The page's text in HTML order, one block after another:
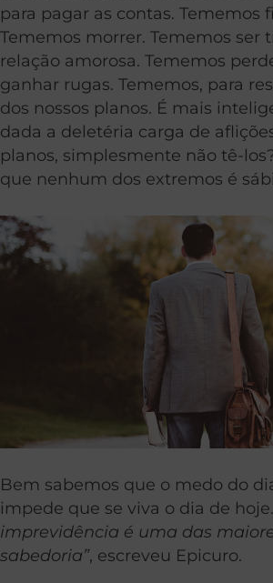
para pagar as contas. Tememos
Tememos morrer. Tememos ser
relação amorosa. Tememos
ganhar rugas. Tememos, para
dos nossos planos. É mais
dada a deletéria carga de
planos, simplesmente não tê-
que nenhum dos extremos é
Bem sabemos que o medo do
impede que se viva o dia de hoje.
imprevidência é uma das
sabedoria”, escreveu Epicuro.